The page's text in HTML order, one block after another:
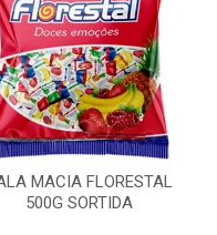
MACIA FLORESTAL
500G SORTIDA